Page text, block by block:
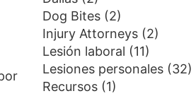
Dog Bites(2)
Injury Attorneys(2)
Lesión laboral (11)
Lesiones personales(32)
Recursos(1)